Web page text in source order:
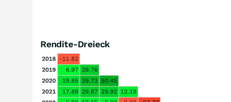
Rendite-Dreieck
2018 -11.82
2019
6.97 29.76
2020
19.85 39.73 50.45
2021
17.89 29.87 29.92 12.19